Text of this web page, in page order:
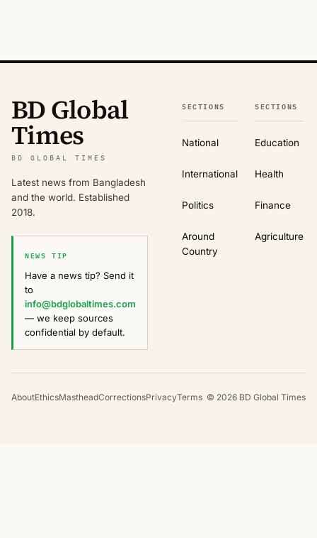
BD Global
Times
BD GLOBAL TIMES
Latest news from Bangladesh
and the world. Established
2018.
NEWS TIP
Have a news tip? Send it
to
info@bdglobaltimes.com
— we keep sources
confidential by default.
SECTIONS
National
International
Politics
Around
Country
SECTIONS
Education
Health
Finance
Agriculture
AboutEthicsMastheadCorrectionsPrivacyTerms © 2026 BD Global Times